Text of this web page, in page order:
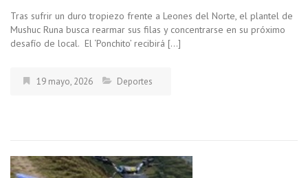
Tras sufrir un duro tropiezo frente a Leones del Norte, el plantel de
Mushuc Runa busca rearmar sus filas y concentrarse en su próximo
desafío de local. El ‘Ponchito’ recibirá […]
19 mayo, 2026 Deportes